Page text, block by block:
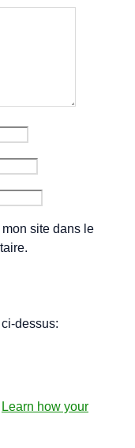
site dans le
dessus:
Learn how your